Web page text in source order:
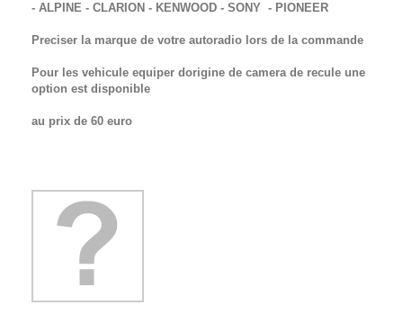
- ALPINE - CLARION - KENWOOD - SONY - PIONEER
Preciser la marque de votre autoradio lors de la commande
Pour les vehicule equiper dorigine de camera de recule une
option est disponible
au prix de 60 euro